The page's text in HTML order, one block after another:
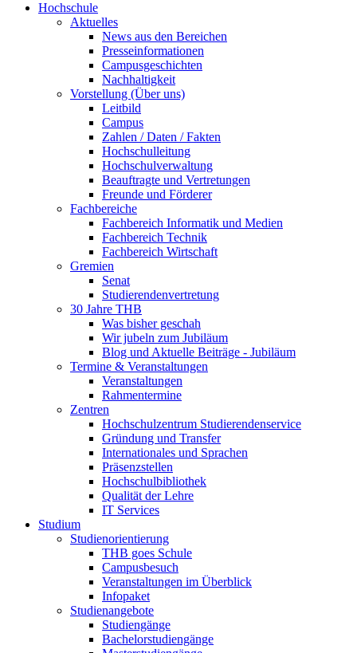
Hochschule
Aktuelles
News aus den Bereichen
Presseinformationen
Campusgeschichten
Nachhaltigkeit
Vorstellung (Über uns)
Leitbild
Campus
Zahlen / Daten / Fakten
Hochschulleitung
Hochschulverwaltung
Beauftragte und Vertretungen
Freunde und Förderer
Fachbereiche
Fachbereich Informatik und Medien
Fachbereich Technik
Fachbereich Wirtschaft
Gremien
Senat
Studierendenvertretung
30 Jahre THB
Was bisher geschah
Wir jubeln zum Jubiläum
Blog und Aktuelle Beiträge - Jubiläum
Termine & Veranstaltungen
Veranstaltungen
Rahmentermine
Zentren
Hochschulzentrum Studierendenservice
Gründung und Transfer
Internationales und Sprachen
Präsenzstellen
Hochschulbibliothek
Qualität der Lehre
IT Services
Studium
Studienorientierung
THB goes Schule
Campusbesuch
Veranstaltungen im Überblick
Infopaket
Studienangebote
Studiengänge
Bachelorstudiengänge